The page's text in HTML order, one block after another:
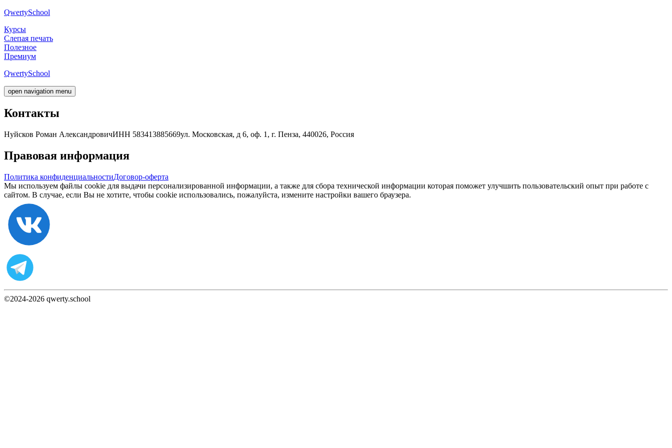
QwertySchool
Курсы
Слепая печать
Полезное
Премиум
QwertySchool
open navigation menu
Контакты
Нуйсков Роман АлександровичИНН 583413885669ул. Московская, д 6, оф. 1, г. Пенза, 440026, Россия
Правовая информация
Политика конфиденциальностиДоговор-оферта
Мы используем файлы cookie для выдачи персонализированной информации, а также для сбора технической информации которая поможет улучшить пользовательский опыт при работе с
сайтом. В случае, если Вы не хотите, чтобы cookie использовались, пожалуйста, измените настройки вашего браузера.
©2024-2026 qwerty.school